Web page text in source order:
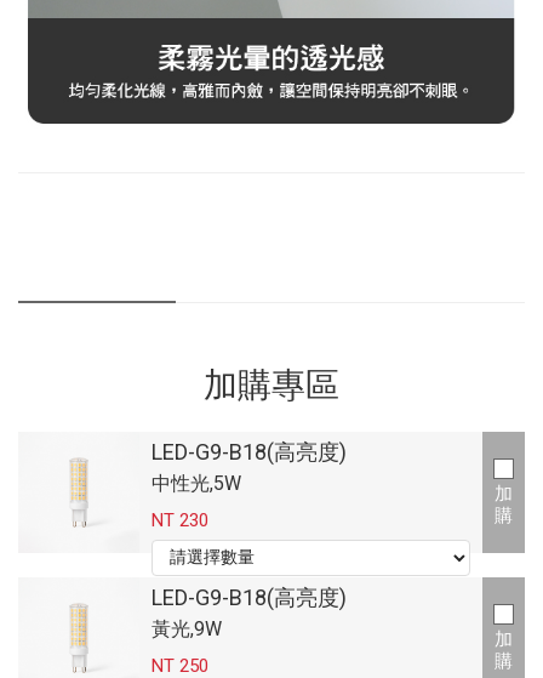
加購專區
LED-G9-B18(高亮度)
中性光,5W
NT 230
加
購
LED-G9-B18(高亮度)
黃光,9W
NT 250
加
購